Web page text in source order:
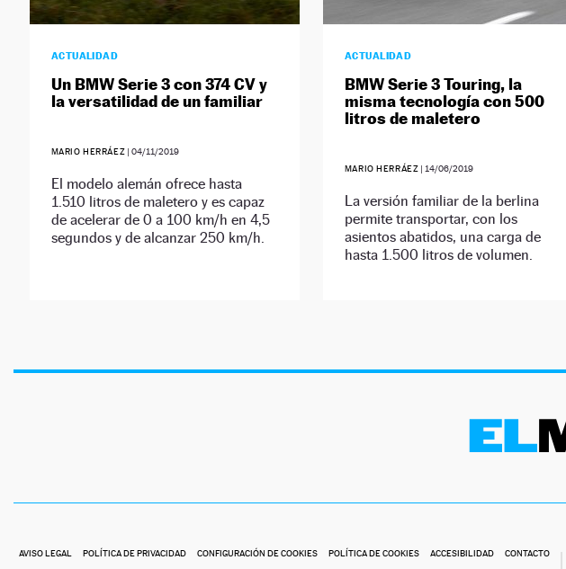
ACTUALIDAD
Un BMW Serie 3 con 374 CV y
la versatilidad de un familiar
MARIO HERRÁEZ |04/11/2019
El modelo alemán ofrece hasta
1.510 litros de maletero y es capaz
de acelerar de 0 a 100 km/h en 4,5
segundos y de alcanzar 250 km/h.
ACTUALIDAD
BMW Serie 3 Touring, la
misma tecnología con 500
litros de maletero
MARIO HERRÁEZ | 14/06/2019
La versión familiar de la berlina
permite transportar, con los
asientos abatidos, una carga de
hasta 1.500 litros de volumen.
AVISO LEGAL POLÍTICA DE PRIVACIDAD CONFIGURACIÓN DE COOKIES POLÍTICA DE COOKIES ACCESIBILIDAD CONTACTO